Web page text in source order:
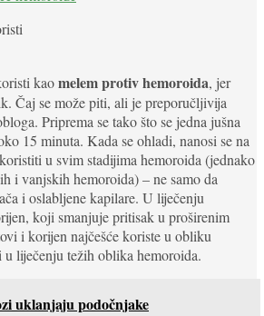
kaomelem protiv hemoroida, jer
Čaj se može piti, ali je preporučljivija
Priprema se tako što se jedna jušna
15 minuta. Kada se ohladi, nanosi se na
u svim stadijima hemoroida (jednako
i vanjskih hemoroida) – ne samo da
i oslabljene kapilare. U liječenju
koji smanjuje pritisak u proširenim
i korijen najčešće koriste u obliku
u liječenju težih oblika hemoroida.
uklanjaju podočnjake